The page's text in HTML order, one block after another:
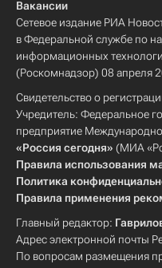
Вакансии
Сетевое издание РИА
в Федеральной службе по
информационных
(Роскомнадзор) 08 апреля
Свидетельство о
Учредитель: Федеральное
предприятие
«Россия сегодня» (МИА
Правила использования
Политика
Правила применения
Главный редактор:
Адрес электронной почты
По вопросам размещения